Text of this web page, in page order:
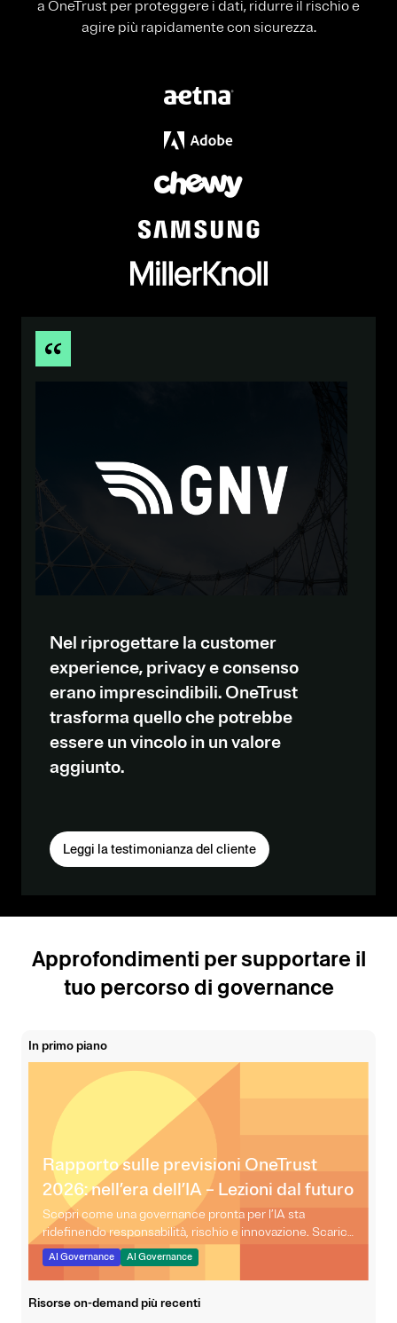
a OneTrust per proteggere i dati, ridurre il rischio e
agire più rapidamente con sicurezza.
Nel riprogettare la customer
experience, privacy e consenso
erano imprescindibili. OneTrust
trasforma quello che potrebbe
essere un vincolo in un valore
aggiunto.
Leggi la testimonianza del cliente
Approfondimenti per supportare il
tuo percorso di governance
In primo piano
Rapporto sulle previsioni OneTrust
2026: nell’era dell’IA – Lezioni dal futuro
Scopri come una governance pronta per l’IA sta
ridefinendo responsabilità, rischio e innovazione. Scarica
il Rapporto sulle previsioni OneTrust 2026 per esplorare
i principali insight che stanno plasmando una leadership
responsabile nell’IA.
AI Governance AI Governance
Risorse on-demand più recenti